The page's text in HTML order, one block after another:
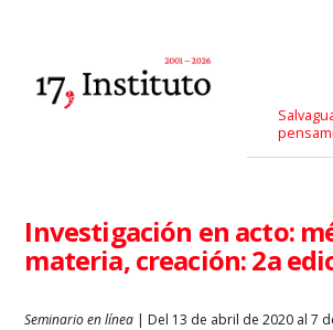
Investigación en acto:
materia, creación: 2a
Seminario en línea | Del 13 de abril de 2020 al 7